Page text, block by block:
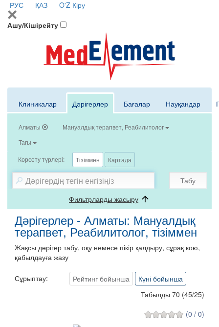
РУС ҚАЗ O'Z Кіру
Ашу/Кішірейту
Клиникалар Дәрігерлер Бағалар Науқандар
Алматы
Мануалдық терапвет, Реабилитолог
Тағы
Көрсету түрлері: Тізіммен Картада
Табу
Фильтрларды жасыру
Дәрігерлер - Алматы: Мануалдық
терапвет, Реабилитолог, тізіммен
Жақсы дәрігер табу, оқу немесе пікір қалдыру, сұрақ кою,
қабылдауға жазу
Сұрыптау: Рейтинг бойынша
Күні бойынша
Табылды 70 (45/25)
(0 / 0)